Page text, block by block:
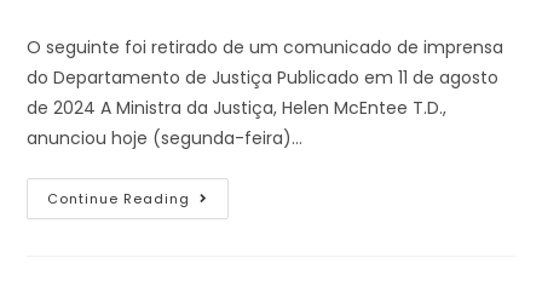
O seguinte foi retirado de um comunicado de imprensa
do Departamento de Justiça Publicado em 11 de agosto
de 2024 A Ministra da Justiça, Helen McEntee T.D.,
anunciou hoje (segunda-feira)…
Continue Reading